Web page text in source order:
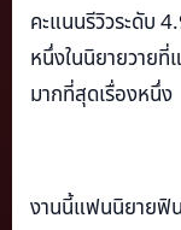
คะแนนรีวิวระดับ
หนึ่งในนิยายวาย
มากที่สุดเรื่องหนึ่ง
งานนี้แฟนนิยายฟิ